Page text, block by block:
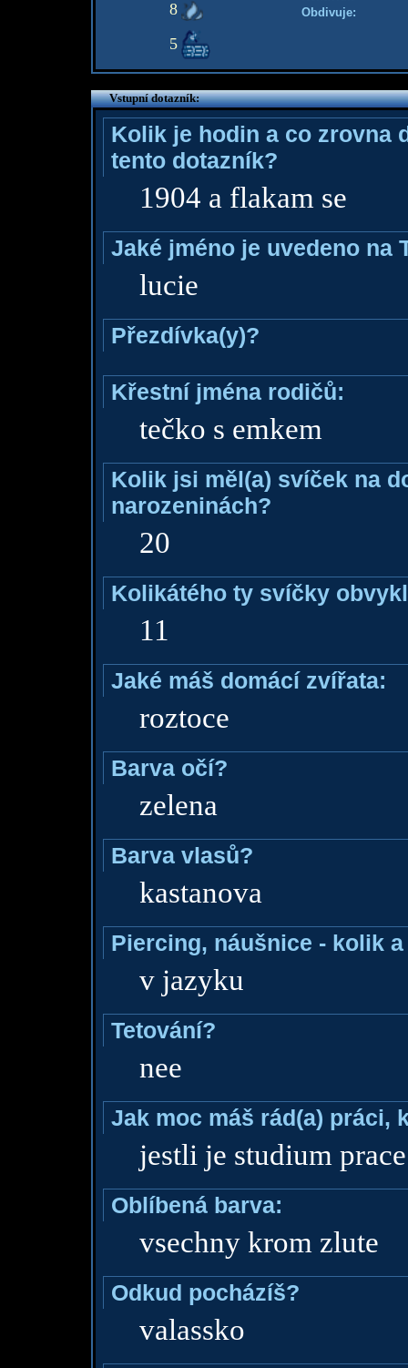
8
5
Obdivuje:
Vstupní dotazník:
Kolik je hodin a co zrovna
tento dotazník?
1904 a flakam se
Jaké jméno je uvedeno na
lucie
Přezdívka(y)?
Křestní jména rodičů:
tečko s emkem
Kolik jsi měl(a) svíček na
narozeninách?
20
Kolikátého ty svíčky
11
Jaké máš domácí zvířata:
roztoce
Barva očí?
zelena
Barva vlasů?
kastanova
Piercing, náušnice - kolik
v jazyku
Tetování?
nee
Jak moc máš rád(a) práci,
jestli je studium
Oblíbená barva:
vsechny krom zlute
Odkud pocházíš?
valassko